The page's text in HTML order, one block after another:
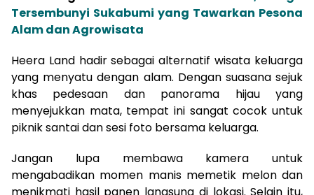
Tersembunyi Sukabumi yang Tawarkan Pesona
Alam dan Agrowisata
Heera Land hadir sebagai alternatif wisata keluarga
yang menyatu dengan alam. Dengan suasana sejuk
khas pedesaan dan panorama hijau yang
menyejukkan mata, tempat ini sangat cocok untuk
piknik santai dan sesi foto bersama keluarga.
Jangan lupa membawa kamera untuk
mengabadikan momen manis memetik melon dan